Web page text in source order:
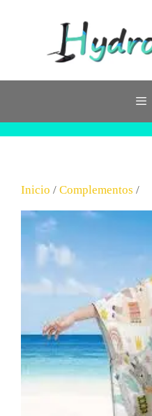
Inicio / Complementos /